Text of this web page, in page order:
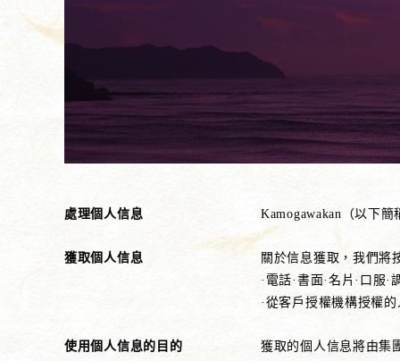
處理個人信息 Kamogawakan（以下
獲取個人信息
關於信息獲取，我們將
·電話·書面·名片·口服·
·從客戶授權機構授權
使用個人信息的目的
獲取的個人信息將由集